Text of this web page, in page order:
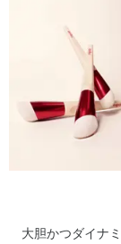
大胆かつダイナ